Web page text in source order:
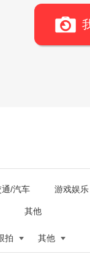
通/汽车 游戏娱乐
其他
拍 其他